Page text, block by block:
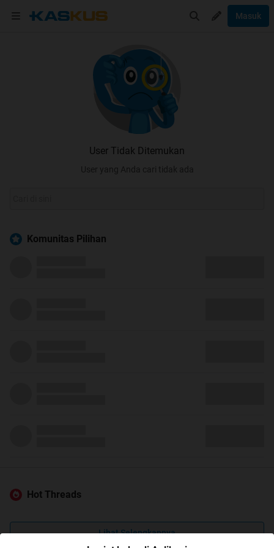
Masuk
User Tidak Ditemukan
User yang Anda cari tidak ada
Komunitas Pilihan
Hot Threads
Lihat Selengkapnya